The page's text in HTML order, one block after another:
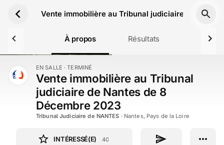
Vente immobilière au Tribunal judiciaire de
À propos Résultats
TERMINÉ EN SALLE · TERMINÉ
Vente immobilière au Tribunal
judiciaire de Nantes de 8
Décembre 2023
Tribunal Judiciaire de NANTES · Nantes, Pays de la Loire
INTÉRESSÉ(E) 40